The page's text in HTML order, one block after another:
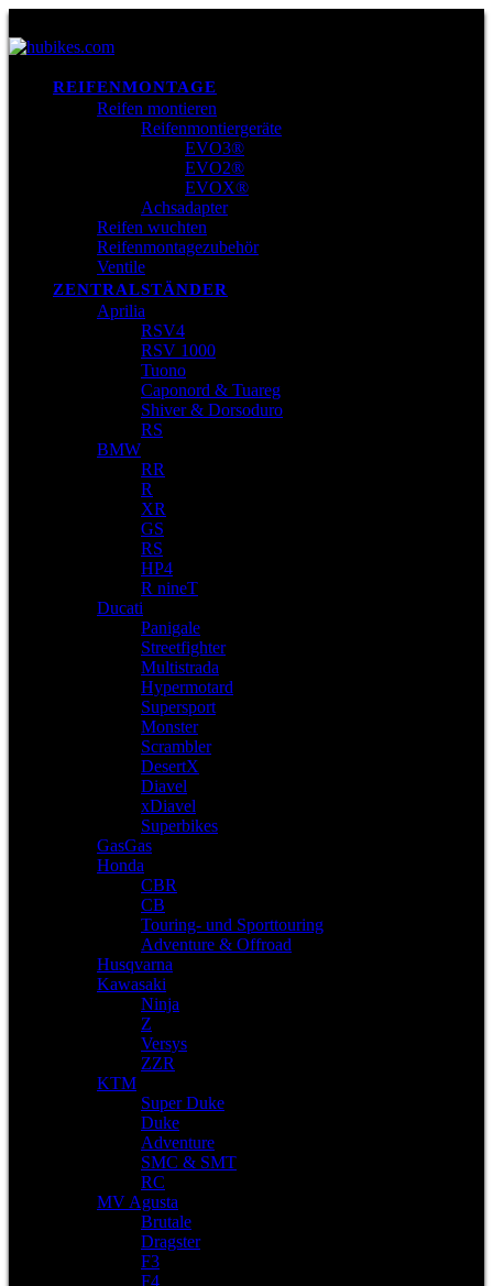
REIFENMONTAGE
Reifen montieren
Reifenmontiergeräte
EVO3®
EVO2®
EVOX®
Achsadapter
Reifen wuchten
Reifenmontagezubehör
Ventile
ZENTRALSTÄNDER
Aprilia
RSV4
RSV 1000
Tuono
Caponord & Tuareg
Shiver & Dorsoduro
RS
BMW
RR
R
XR
GS
RS
HP4
R nineT
Ducati
Panigale
Streetfighter
Multistrada
Hypermotard
Supersport
Monster
Scrambler
DesertX
Diavel
xDiavel
Superbikes
GasGas
Honda
CBR
CB
Touring- und Sporttouring
Adventure & Offroad
Husqvarna
Kawasaki
Ninja
Z
Versys
ZZR
KTM
Super Duke
Duke
Adventure
SMC & SMT
RC
MV Agusta
Brutale
Dragster
F3
F4